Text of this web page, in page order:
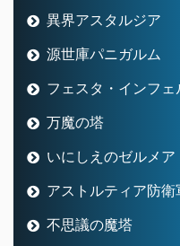
異界アスタルジア
源世庫パニガルム
フェスタ・インフェ
万魔の塔
いにしえのゼルメア
アストルティア防衛
不思議の魔塔